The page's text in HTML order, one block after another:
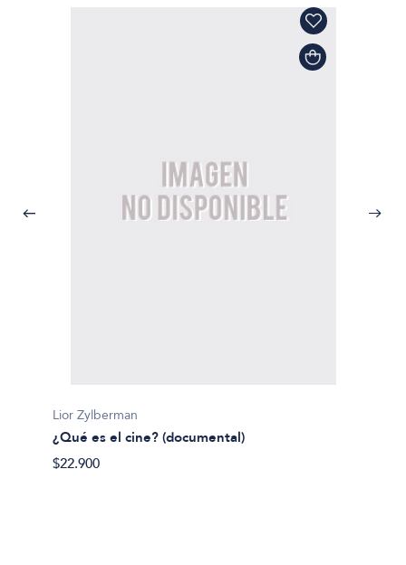
Lior Zylberman
¿Qué es el cine? (documental)
$22.900